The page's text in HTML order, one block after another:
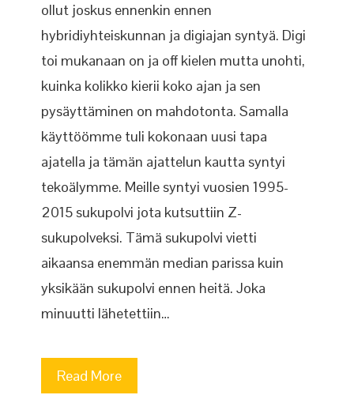
ollut joskus ennenkin ennen
hybridiyhteiskunnan ja digiajan syntyä. Digi
toi mukanaan on ja off kielen mutta unohti,
kuinka kolikko kierii koko ajan ja sen
pysäyttäminen on mahdotonta. Samalla
käyttöömme tuli kokonaan uusi tapa
ajatella ja tämän ajattelun kautta syntyi
tekoälymme. Meille syntyi vuosien 1995-
2015 sukupolvi jota kutsuttiin Z-
sukupolveksi. Tämä sukupolvi vietti
aikaansa enemmän median parissa kuin
yksikään sukupolvi ennen heitä. Joka
minuutti lähetettiin…
Read More